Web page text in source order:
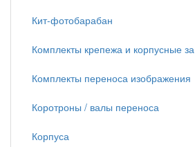
Кит-фотобарабан
Комплекты крепежа и корпусные за
Комплекты переноса изображения
Коротроны / валы переноса
Корпуса